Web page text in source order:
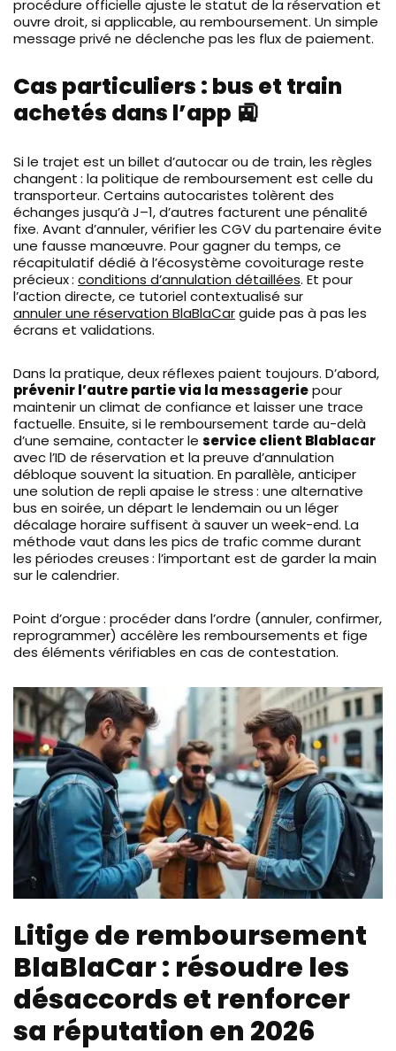
procédure officielle ajuste le statut de la réservation et
ouvre droit, si applicable, au remboursement. Un simple
message privé ne déclenche pas les flux de paiement.
Cas particuliers : bus et train
achetés dans l’app 🚉
Si le trajet est un billet d’autocar ou de train, les règles
changent : la politique de remboursement est celle du
transporteur. Certains autocaristes tolèrent des
échanges jusqu’à J–1, d’autres facturent une pénalité
fixe. Avant d’annuler, vérifier les CGV du partenaire évite
une fausse manœuvre. Pour gagner du temps, ce
récapitulatif dédié à l’écosystème covoiturage reste
précieux : conditions d’annulation détaillées. Et pour
l’action directe, ce tutoriel contextualisé sur
annuler une réservation BlaBlaCarguide pas à pas les
écrans et validations.
Dans la pratique, deux réflexes paient toujours. D’abord,
prévenir l’autre partie via la messageriepour
maintenir un climat de confiance et laisser une trace
factuelle. Ensuite, si le remboursement tarde au-delà
d’une semaine, contacter le service client Blablacar
avec l’ID de réservation et la preuve d’annulation
débloque souvent la situation. En parallèle, anticiper
une solution de repli apaise le stress : une alternative
bus en soirée, un départ le lendemain ou un léger
décalage horaire suffisent à sauver un week-end. La
méthode vaut dans les pics de trafic comme durant
les périodes creuses : l’important est de garder la main
sur le calendrier.
Point d’orgue : procéder dans l’ordre (annuler, confirmer,
reprogrammer) accélère les remboursements et fige
des éléments vérifiables en cas de contestation.
Litige de remboursement
BlaBlaCar : résoudre les
désaccords et renforcer
sa réputation en 2026